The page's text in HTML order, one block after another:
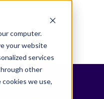
computer.
your website
services
other
we use,